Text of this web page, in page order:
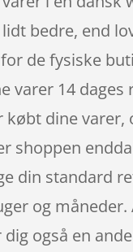
bedre, end
de fysiske
varer 14 dages
købt dine varer,
shoppen
din standard
og måneder.
også en